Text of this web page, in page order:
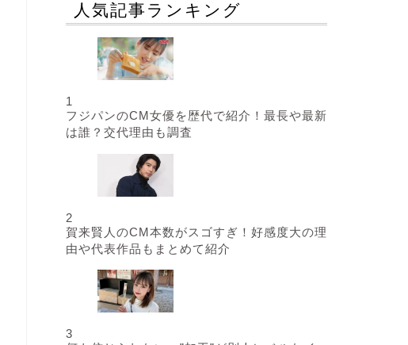
人気記事ランキング
1
フジパンのCM女優を歴代で紹介！最長や最新
は誰？交代理由も調査
2
賀来賢人のCM本数がスゴすぎ！好感度大の理
由や代表作品もまとめて紹介
3